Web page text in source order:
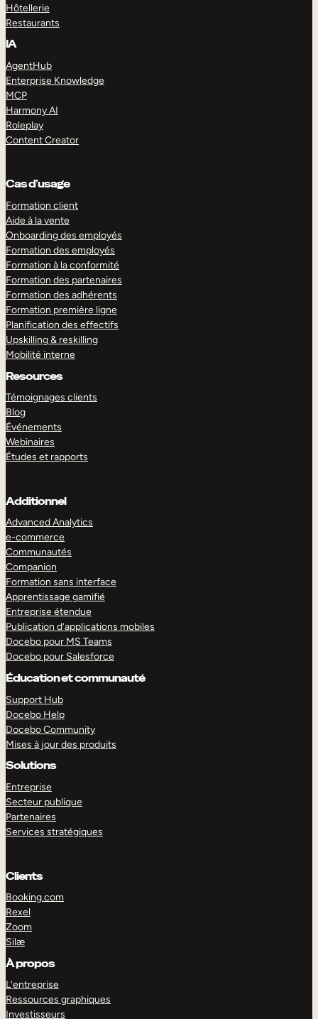
Hôtellerie
Restaurants
IA
AgentHub
Enterprise Knowledge
MCP
Harmony AI
Roleplay
Content Creator
Cas d’usage
Formation client
Aide à la vente
Onboarding des employés
Formation des employés
Formation à la conformité
Formation des partenaires
Formation des adhérents
Formation première ligne
Planification des effectifs
Upskilling & reskilling
Mobilité interne
Resources
Témoignages clients
Blog
Événements
Webinaires
Études et rapports
Additionnel
Advanced Analytics
e-commerce
Communautés
Companion
Formation sans interface
Apprentissage gamifié
Entreprise étendue
Publication d’applications mobiles
Docebo pour MS Teams
Docebo pour Salesforce
Éducation et communauté
Support Hub
Docebo Help
Docebo Community
Mises à jour des produits
Solutions
Entreprise
Secteur publique
Partenaires
Services stratégiques
Clients
Booking.com
Rexel
Zoom
Silæ
À propos
L’entreprise
Ressources graphiques
Investisseurs